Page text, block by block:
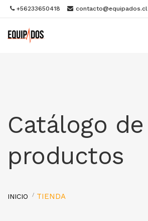
+56233650418 contacto@equipados.cl
Catálogo de
productos
INICIO TIENDA